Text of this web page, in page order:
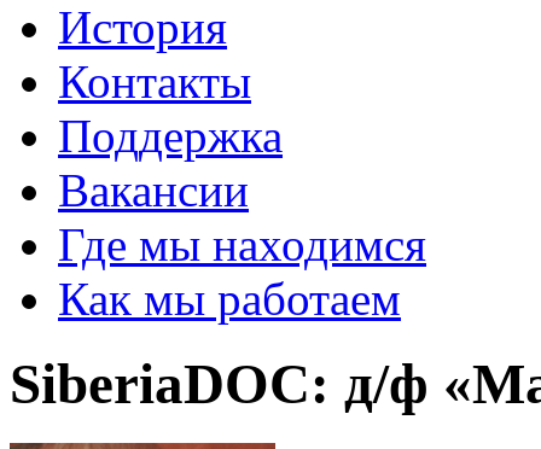
История
Контакты
Поддержка
Вакансии
Где мы находимся
Как мы работаем
SiberiaDOC: д/ф